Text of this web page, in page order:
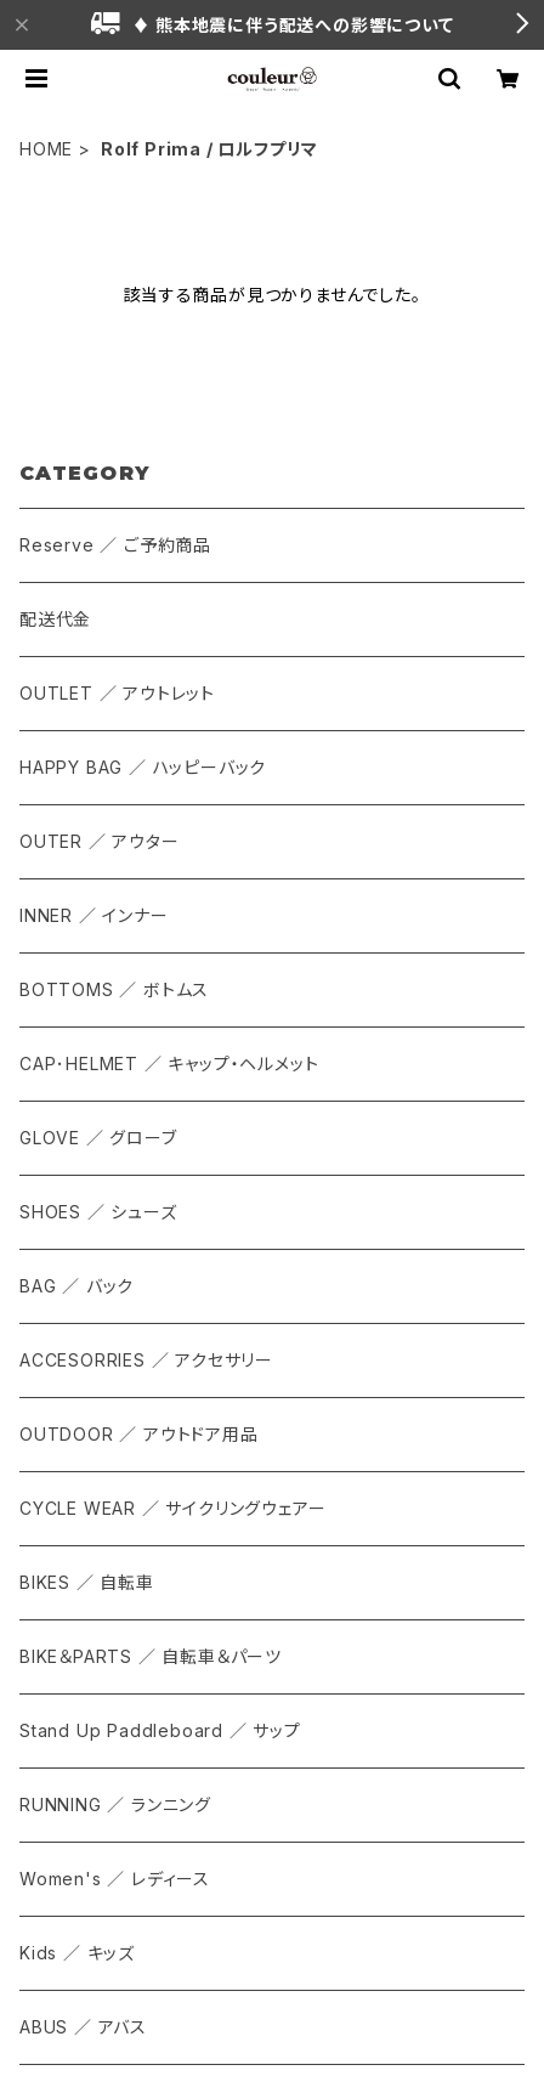
♦ 熊本地震に伴う配送への影響について
HOME Rolf Prima / ロルフプリマ
該当する商品が見つかりませんでした。
CATEGORY
Reserve ／ ご予約商品
配送代金
OUTLET ／ アウトレット
HAPPY BAG ／ ハッピーバック
OUTER ／ アウター
INNER ／ インナー
BOTTOMS ／ ボトムス
CAP･HELMET ／ キャップ・ヘルメット
GLOVE ／ グローブ
SHOES ／ シューズ
BAG ／ バック
ACCESORRIES ／ アクセサリー
OUTDOOR ／ アウトドア用品
CYCLE WEAR ／ サイクリングウェアー
BIKES ／ 自転車
BIKE＆PARTS ／ 自転車＆パーツ
Stand Up Paddleboard ／ サップ
RUNNING ／ ランニング
Women's ／ レディース
Kids ／ キッズ
ABUS ／ アバス